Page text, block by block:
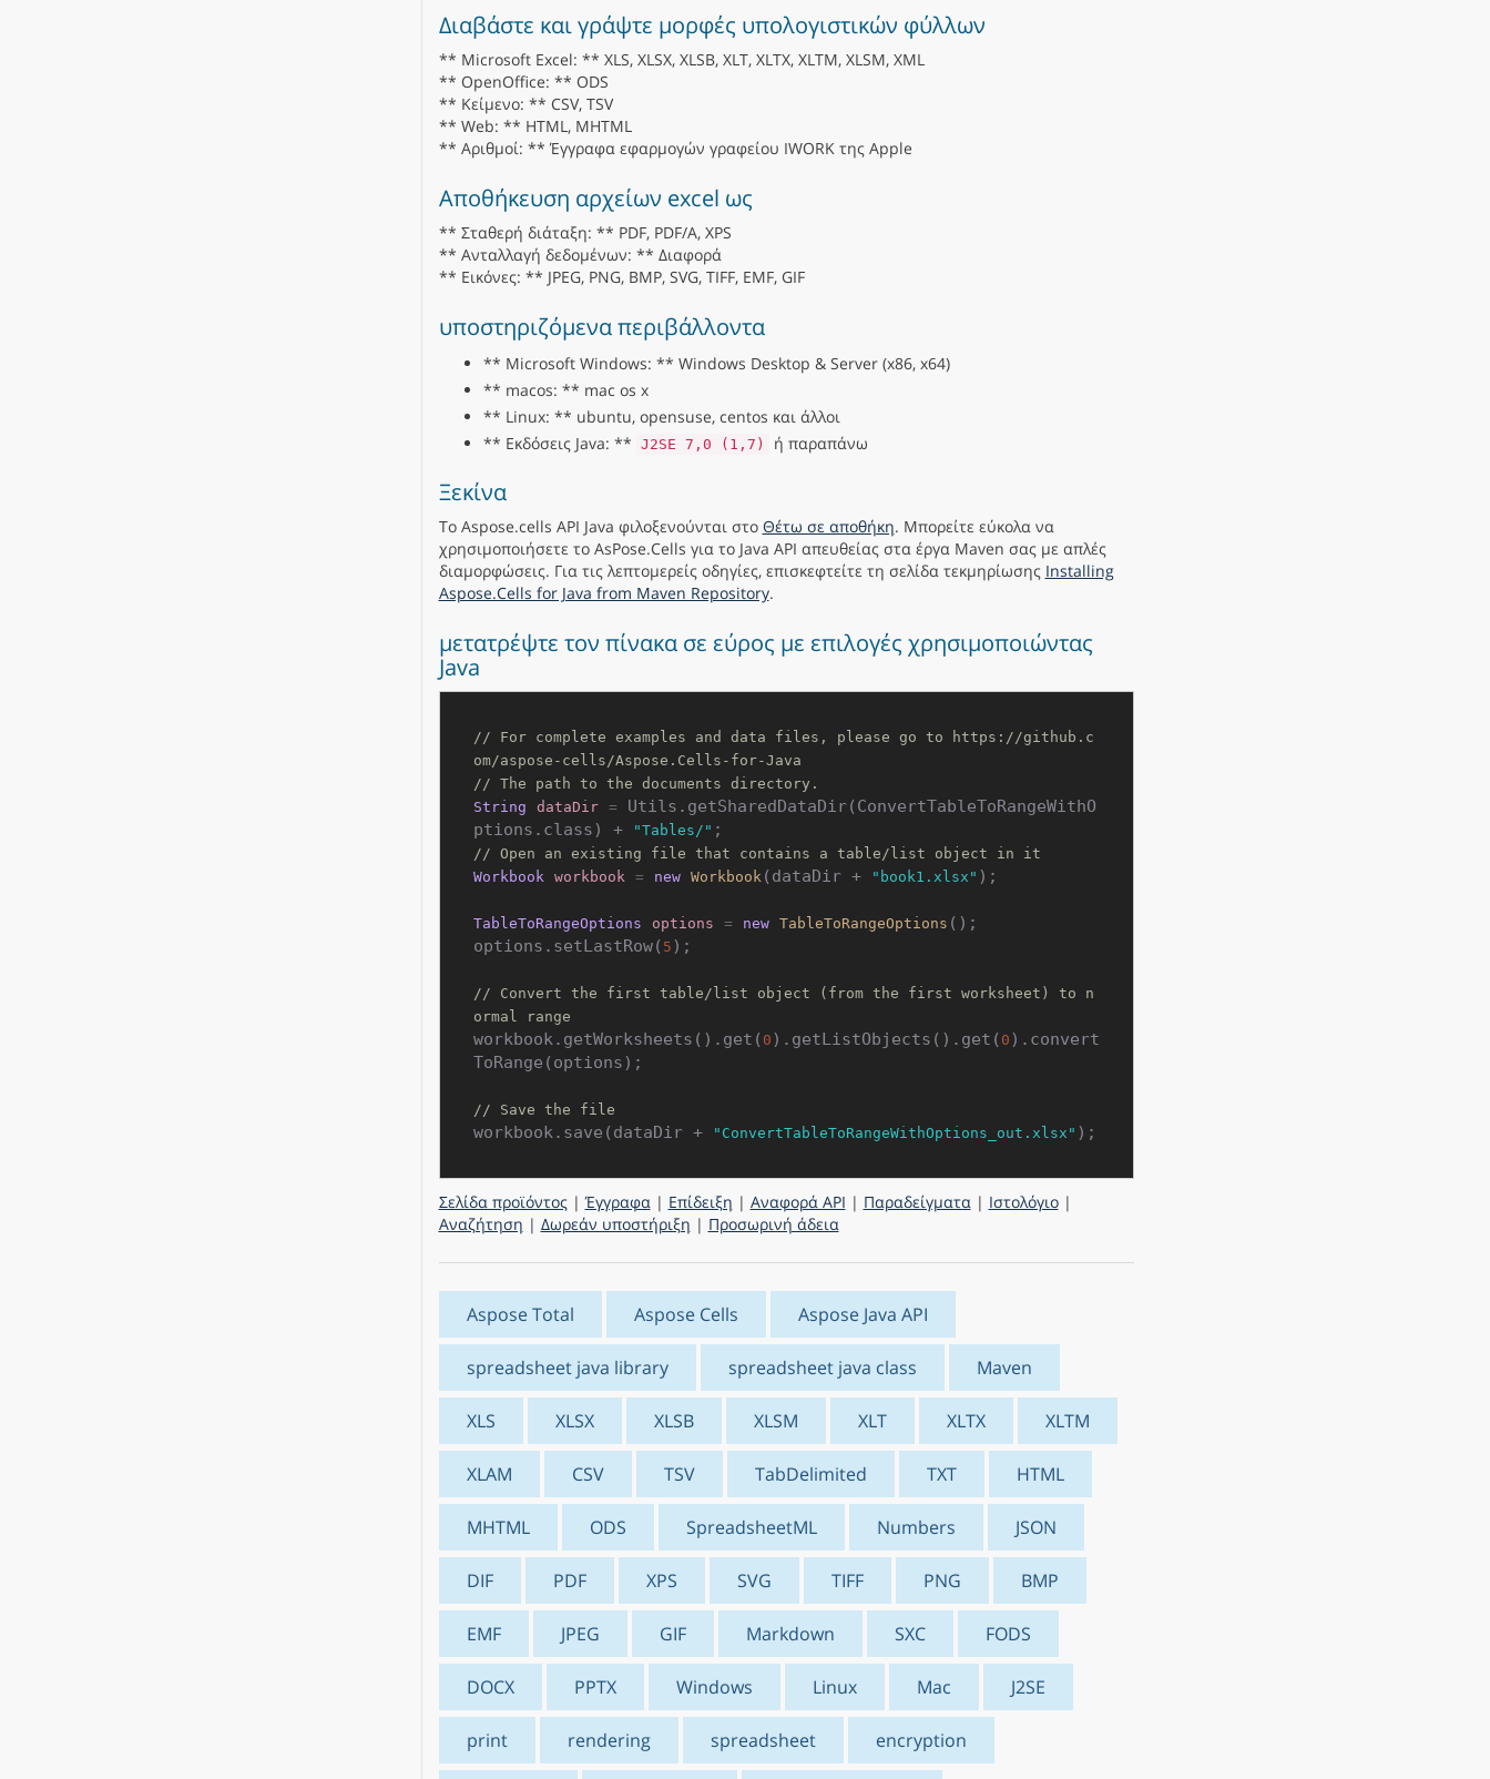
Διαβάστε και γράψτε μορφές υπολογιστικών φύλλων
** Microsoft Excel: ** XLS, XLSX, XLSB, XLT, XLTX, XLTM, XLSM, XML
** OpenOffice: ** ODS
** Κείμενο: ** CSV, TSV
** Web: ** HTML, MHTML
** Αριθμοί: ** Έγγραφα εφαρμογών γραφείου IWORK της Apple
Αποθήκευση αρχείων excel ως
** Σταθερή διάταξη: ** PDF, PDF/A, XPS
** Ανταλλαγή δεδομένων: ** Διαφορά
** Εικόνες: ** JPEG, PNG, BMP, SVG, TIFF, EMF, GIF
υποστηριζόμενα περιβάλλοντα
** Microsoft Windows: ** Windows Desktop & Server (x86, x64)
** macos: ** mac os x
** Linux: ** ubuntu, opensuse, centos και άλλοι
** Εκδόσεις Java: ** J2SE 7,0 (1,7) ή παραπάνω
Ξεκίνα
Το Aspose.cells API Java φιλοξενούνται στο Θέτω σε αποθήκη. Μπορείτε εύκολα να
χρησιμοποιήσετε το AsPose.Cells για το Java API απευθείας στα έργα Maven σας με απλές
διαμορφώσεις. Για τις λεπτομερείς οδηγίες, επισκεφτείτε τη σελίδα τεκμηρίωσης Installing
Aspose.Cells for Java from Maven Repository.
μετατρέψτε τον πίνακα σε εύρος με επιλογές χρησιμοποιώντας
Java
// For complete examples and data files, please go to https://github.c
om/aspose-cells/Aspose.Cells-for-Java
// The path to the documents directory.
String
dataDir =
Utils.getSharedDataDir(ConvertTableToRangeWithO
ptions.class) +
"Tables/"
// Open an existing file that contains a table/list object in it
Workbook
workbook = new Workbook (dataDir + "book1.xlsx" );
TableToRangeOptions options = new TableToRangeOptions ();
options.setLastRow( 5 );
// Convert the first table/list object (from the first worksheet) to n
ormal range
workbook.getWorksheets().get( 0 ).getListObjects().get( 0 ).convert
ToRange(options);
// Save the file
workbook.save(dataDir + "ConvertTableToRangeWithOptions_out.xlsx"
Σελίδα προϊόντος |Έγγραφα | Επίδειξη | Αναφορά API | Παραδείγματα | Ιστολόγιο|
Αναζήτηση | Δωρεάν υποστήριξη | Προσωρινή άδεια
Aspose Total Aspose Cells Aspose Java API
spreadsheet java library spreadsheet java class Maven
XLS XLSX XLSB XLSM XLT XLTX XLTM
XLAM CSV TSV TabDelimited TXT HTML
MHTML ODS SpreadsheetML Numbers JSON
DIF PDF XPS SVG TIFF PNG BMP
EMF JPEG GIF Markdown SXC FODS
DOCX PPTX Windows Linux Mac J2SE
print rendering spreadsheet encryption